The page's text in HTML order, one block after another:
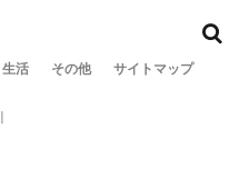
生活 その他 サイトマップ